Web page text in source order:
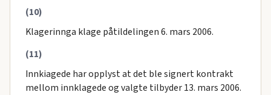
(10)
Klagerinnga klage påtildelingen 6. mars 2006.
(11)
Innkiagede har opplyst at det ble signert kontrakt
mellom innklagede og valgte tilbyder 13. mars 2006.